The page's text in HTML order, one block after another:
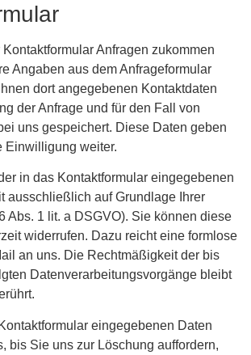
Anfragen zukommen
Angaben aus dem Anfrageformular
dort angegebenen Kontaktdaten
der Anfrage und für den Fall von
uns gespeichert. Diese Daten geben
Einwilligung weiter.
in das Kontaktformular eingegebenen
ausschließlich auf Grundlage Ihrer
Abs. 1 lit. a DSGVO). Sie können diese
widerrufen. Dazu reicht eine formlose
an uns. Die Rechtmäßigkeit der bis
Datenverarbeitungsvorgänge bleibt
eingegebenen Daten
bis Sie uns zur Löschung auffordern,